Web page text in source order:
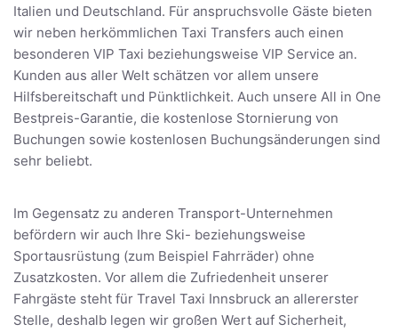
Italien und Deutschland. Für anspruchsvolle Gäste bieten
wir neben herkömmlichen Taxi Transfers auch einen
besonderen VIP Taxi beziehungsweise VIP Service an.
Kunden aus aller Welt schätzen vor allem unsere
Hilfsbereitschaft und Pünktlichkeit. Auch unsere All in One
Bestpreis-Garantie, die kostenlose Stornierung von
Buchungen sowie kostenlosen Buchungsänderungen sind
sehr beliebt.
Im Gegensatz zu anderen Transport-Unternehmen
befördern wir auch Ihre Ski- beziehungsweise
Sportausrüstung (zum Beispiel Fahrräder) ohne
Zusatzkosten. Vor allem die Zufriedenheit unserer
Fahrgäste steht für Travel Taxi Innsbruck an allererster
Stelle, deshalb legen wir großen Wert auf Sicherheit,